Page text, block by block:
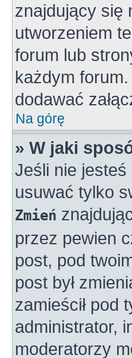
znajdujący się
utworzeniem
forum lub
każdym
dodawać
Na górę
» W jaki
Jeśli nie
usuwać tylko
Zmień
przez pewien
post, pod
post był
zamieścił pod
administrator,
moderatorzy